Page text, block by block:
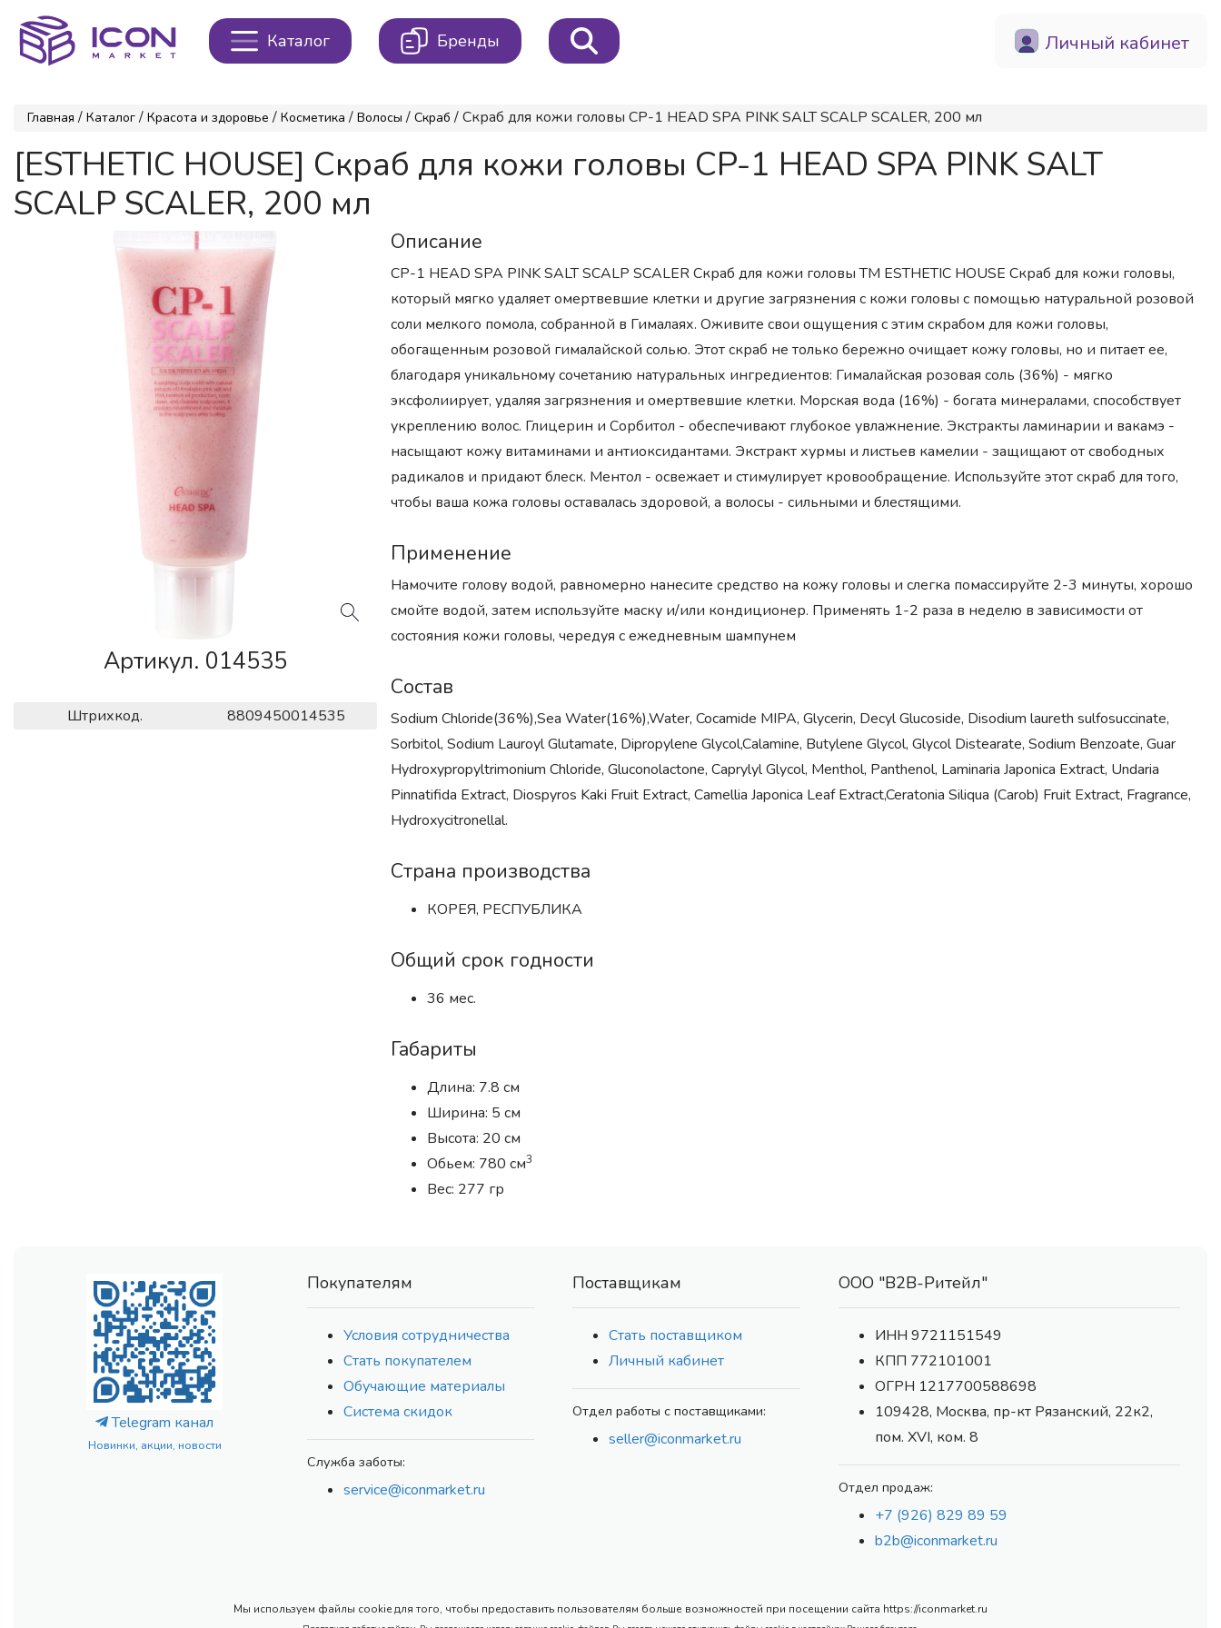
Каталог Бренды Личный кабинет
Главная / Каталог / Красота и здоровье / Косметика / Волосы / Скраб / Скраб для кожи головы CP-1 HEAD SPA PINK SALT SCALP SCALER, 200 мл
[ESTHETIC HOUSE] Скраб для кожи головы CP-1 HEAD SPA PINK SALT
SCALP SCALER, 200 мл
Артикул. 014535
Штрихкод. 8809450014535
Описание
CP-1 HEAD SPA PINK SALT SCALP SCALER Скраб для кожи головы ТМ ESTHETIC HOUSE Скраб для кожи головы,
который мягко удаляет омертвевшие клетки и другие загрязнения с кожи головы с помощью натуральной розовой
соли мелкого помола, собранной в Гималаях. Оживите свои ощущения с этим скрабом для кожи головы,
обогащенным розовой гималайской солью. Этот скраб не только бережно очищает кожу головы, но и питает ее,
благодаря уникальному сочетанию натуральных ингредиентов: Гималайская розовая соль (36%) - мягко
эксфолиирует, удаляя загрязнения и омертвевшие клетки. Морская вода (16%) - богата минералами, способствует
укреплению волос. Глицерин и Сорбитол - обеспечивают глубокое увлажнение. Экстракты ламинарии и вакамэ -
насыщают кожу витаминами и антиоксидантами. Экстракт хурмы и листьев камелии - защищают от свободных
радикалов и придают блеск. Ментол - освежает и стимулирует кровообращение. Используйте этот скраб для того,
чтобы ваша кожа головы оставалась здоровой, а волосы - сильными и блестящими.
Применение
Намочите голову водой, равномерно нанесите средство на кожу головы и слегка помассируйте 2-3 минуты, хорошо
смойте водой, затем используйте маску и/или кондиционер. Применять 1-2 раза в неделю в зависимости от
состояния кожи головы, чередуя с ежедневным шампунем
Состав
Sodium Chloride(36%),Sea Water(16%),Water, Cocamide MIPA, Glycerin, Decyl Glucoside, Disodium laureth sulfosuccinate,
Sorbitol, Sodium Lauroyl Glutamate, Dipropylene Glycol,Calamine, Butylene Glycol, Glycol Distearate, Sodium Benzoate, Guar
Hydroxypropyltrimonium Chloride, Gluconolactone, Caprylyl Glycol, Menthol, Panthenol, Laminaria Japonica Extract, Undaria
Pinnatifida Extract, Diospyros Kaki Fruit Extract, Camellia Japonica Leaf Extract,Ceratonia Siliqua (Carob) Fruit Extract, Fragrance,
Hydroxycitronellal.
Страна производства
КОРЕЯ, РЕСПУБЛИКА
Общий срок годности
36 мес.
Габариты
Длина: 7.8 см
Ширина: 5 см
Высота: 20 см
Обьем: 780 см3
Вес: 277 гр
Telegram канал
Новинки, акции, новости
Покупателям
Условия сотрудничества
Стать покупателем
Обучающие материалы
Система скидок
Служба заботы:
service@iconmarket.ru
Поставщикам
Стать поставщиком
Личный кабинет
Отдел работы с поставщиками:
seller@iconmarket.ru
ООО "В2В-Ритейл"
ИНН 9721151549
КПП 772101001
ОГРН 1217700588698
109428, Москва, пр-кт Рязанский, 22к2,
пом. XVI, ком. 8
Отдел продаж:
+7 (926) 829 89 59
b2b@iconmarket.ru
Мы используем файлы cookie для того, чтобы предоставить пользователям больше возможностей при посещении сайта https://iconmarket.ru